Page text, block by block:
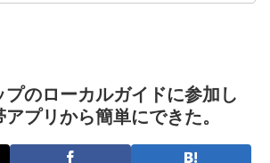
プのローカルガイドに参加し
プリから簡単にできた。